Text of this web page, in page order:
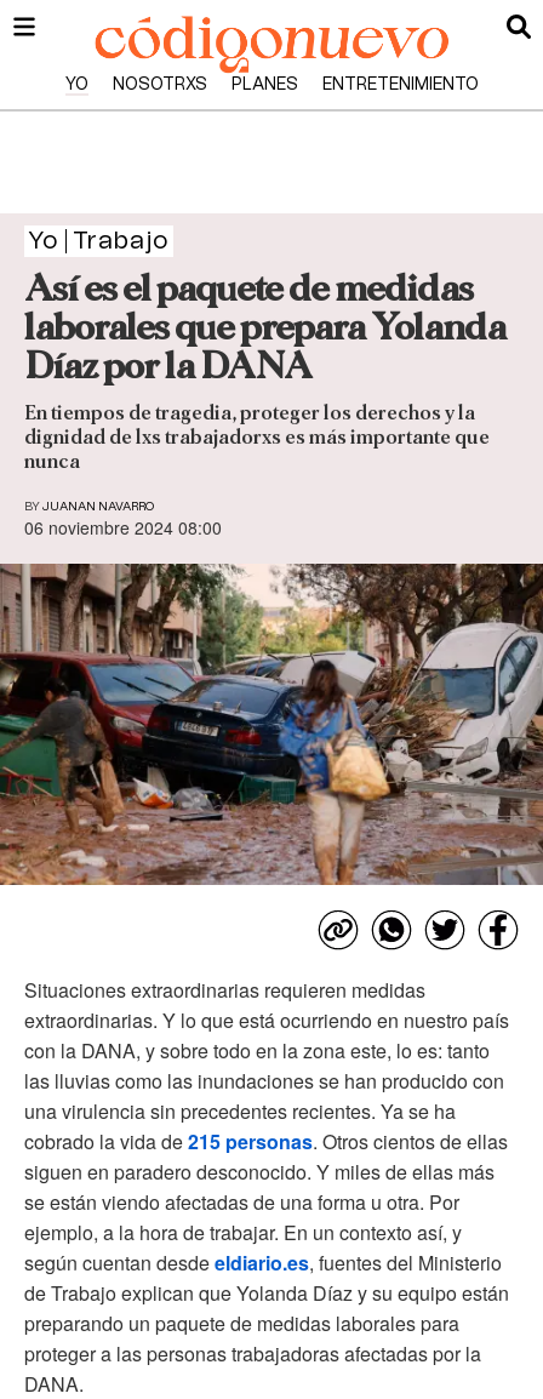
YO NOSOTRXS PLANES ENTRETENIMIENTO
Yo Trabajo
Así es el paquete de medidas
laborales que prepara Yolanda
Díaz por la DANA
En tiempos de tragedia, proteger los derechos y la
dignidad de lxs trabajadorxs es más importante que
nunca
BY JUANAN NAVARRO
06 noviembre 2024 08:00
Situaciones extraordinarias requieren medidas
extraordinarias. Y lo que está ocurriendo en nuestro país
con la DANA, y sobre todo en la zona este, lo es: tanto
las lluvias como las inundaciones se han producido con
una virulencia sin precedentes recientes. Ya se ha
cobrado la vida de215 personas. Otros cientos de ellas
siguen en paradero desconocido. Y miles de ellas más
se están viendo afectadas de una forma u otra. Por
ejemplo, a la hora de trabajar. En un contexto así, y
según cuentan desdeeldiario.es, fuentes del Ministerio
de Trabajo explican que Yolanda Díaz y su equipo están
preparando un paquete de medidas laborales para
proteger a las personas trabajadoras afectadas por la
DANA.